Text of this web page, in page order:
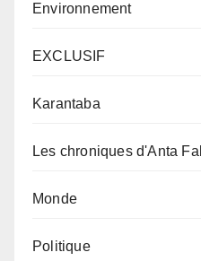
Environnement
EXCLUSIF
Karantaba
Les chroniques d'Anta
Monde
Politique